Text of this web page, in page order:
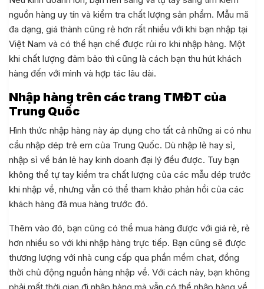
nguồn hàng uy tín và kiểm tra chất lượng sản phẩm. Mẫu mã
đa dạng, giá thành cũng rẻ hơn rất nhiều với khi bạn nhập tại
Việt Nam và có thể hạn chế được rủi ro khi nhập hàng. Một
khi chất lượng đảm bảo thì cũng là cách bạn thu hút khách
hàng đến với mình và hợp tác lâu dài.
Nhập hàng trên các trang TMĐT của
Trung Quốc
Hình thức nhập hàng này áp dụng cho tất cả những ai có nhu
cầu nhập dép trẻ em của Trung Quốc. Dù nhập lẻ hay sỉ,
nhập sỉ về bán lẻ hay kinh doanh đại lý đều được. Tuy bạn
không thể tự tay kiểm tra chất lượng của các mẫu dép trước
khi nhập về, nhưng vẫn có thể tham khảo phản hồi của các
khách hàng đã mua hàng trước đó.
Thêm vào đó, bạn cũng có thể mua hàng được với giá rẻ, rẻ
hơn nhiều so với khi nhập hàng trực tiếp. Bạn cũng sẽ được
thương lượng với nhà cung cấp qua phần mềm chat, đồng
thời chủ động nguồn hàng nhập về. Với cách này, bạn không